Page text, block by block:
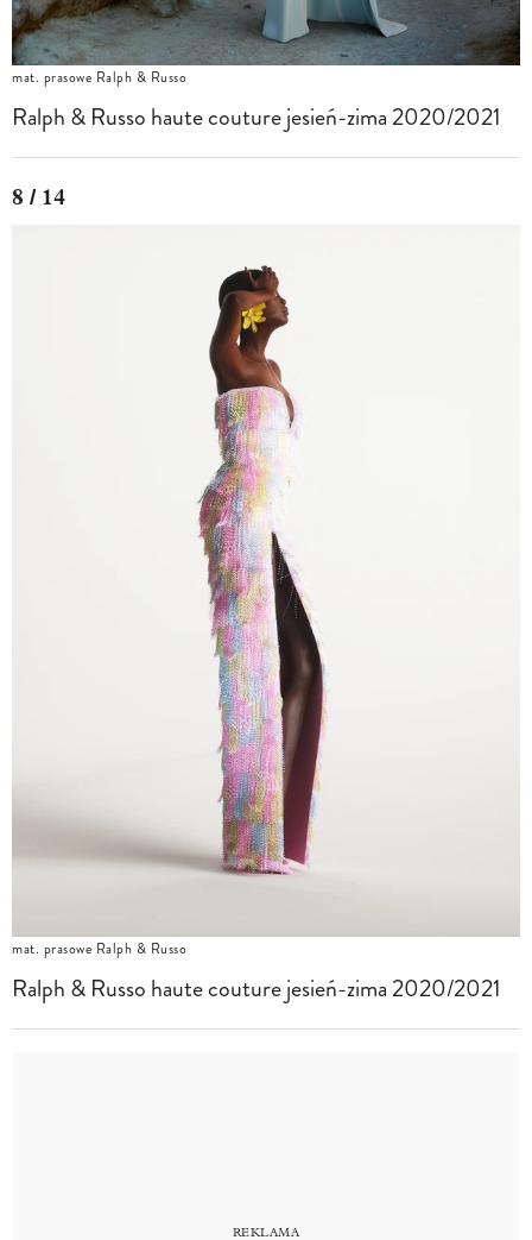
mat. prasowe Ralph & Russo
Ralph & Russo haute couture jesień-zima 2020/2021
8 / 14
mat. prasowe Ralph & Russo
Ralph & Russo haute couture jesień-zima 2020/2021